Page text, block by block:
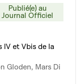
Publié(e) au
Journal Officiel
IV et Vbis de la
Gloden, Mars Di